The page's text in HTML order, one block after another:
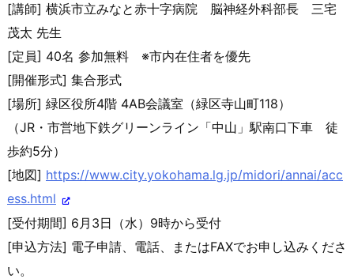
[講師] 横浜市立みなと赤十字病院 脳神経外科部長 三宅
茂太 先生
[定員] 40名 参加無料 ※市内在住者を優先
[開催形式] 集合形式
[場所] 緑区役所4階 4AB会議室（緑区寺山町118）
（JR・市営地下鉄グリーンライン「中山」駅南口下車 徒
歩約5分）
[地図] https://www.city.yokohama.lg.jp/midori/annai/acc
ess.html
[受付期間] 6月3日（水）9時から受付
[申込方法] 電子申請、電話、またはFAXでお申し込みくださ
い。